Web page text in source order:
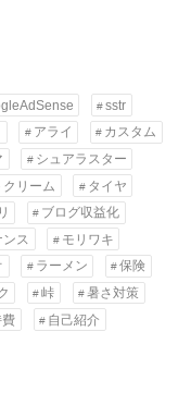
sstr
アライ
カスタム
シュアラスター
クリーム
タイヤ
ブログ収益化
ンス
モリワキ
ラーメン
保険
峠
暑さ対策
費
自己紹介